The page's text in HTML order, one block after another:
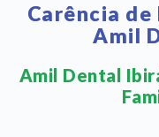
Carência
Amil
Amil Dental